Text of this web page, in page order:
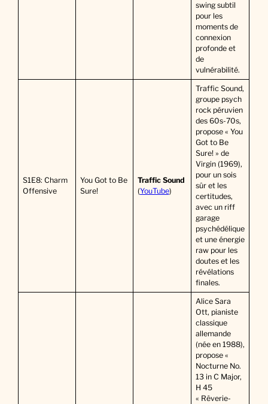
swing subtil
pour les
moments de
connexion
profonde et
de
vulnérabilité.
S1E8: Charm
Offensive
You Got to Be
Sure!
Traffic Sound
(YouTube)
Traffic Sound,
groupe psych
rock péruvien
des 60s-70s,
propose « You
Got to Be
Sure! » de
Virgin (1969),
pour un sois
sûr et les
certitudes,
avec un riff
garage
psychédélique
et une énergie
raw pour les
doutes et les
révélations
finales.
Alice Sara
Ott, pianiste
classique
allemande
(née en 1988),
propose «
Nocturne No.
13 in C Major,
H 45
« Rêverie-